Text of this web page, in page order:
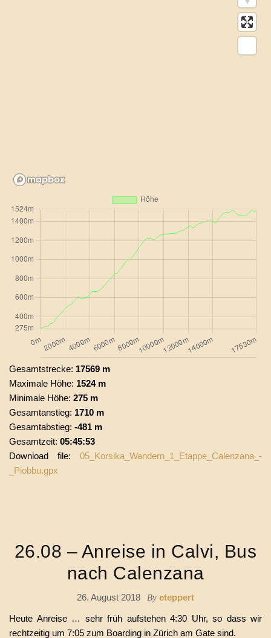
Gesamtstrecke: 17569 m
Maximale Höhe: 1524 m
Minimale Höhe: 275 m
Gesamtanstieg: 1710 m
Gesamtabstieg: -481 m
Gesamtzeit: 05:45:53
Download file: 05_Korsika_Wandern_1_Etappe_Calenzana_-
_Piobbu.gpx
26.08 – Anreise in Calvi, Bus
nach Calenzana
26. August 2018 By eteppert
Heute Anreise … sehr früh aufstehen 4:30 Uhr, so dass wir
rechtzeitig um 7:05 zum Boarding in Zürich am Gate sind.